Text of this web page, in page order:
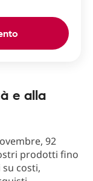
e alla
92
prodotti fino
costi,